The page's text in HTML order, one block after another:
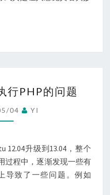
无
法
执
PHP
的
问
行PHP的问题
04 YI
12.04升级到13.04，整个
过程中，逐渐发现一些有
导致了一些问题。例如